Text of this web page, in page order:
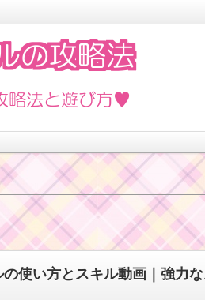
方
方法をまとめています。5月の新イ
使い方とスキル動画｜強力